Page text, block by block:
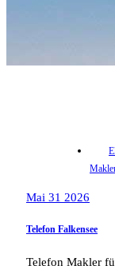
Mai 31 2026
Telefon Falkensee
Telefon Makler